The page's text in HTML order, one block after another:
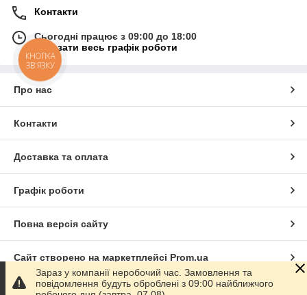
Контакти
Сьогодні працює з 09:00 до 18:00
Показати весь графік роботи
Про нас
Контакти
Доставка та оплата
Графік роботи
Повна версія сайту
Сайт створено на маркетплейсі Prom.ua
Політика конфіденційності
Зараз у компанії неробочий час. Замовлення та
повідомлення будуть оброблені з 09:00 найближчого
КНОПКА
ЗВ'ЯЗКУ